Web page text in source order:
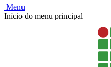
Menu
Início do menu principal